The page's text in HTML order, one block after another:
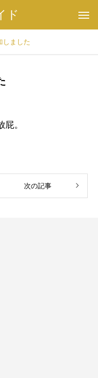
ド
しました
。
次の記事